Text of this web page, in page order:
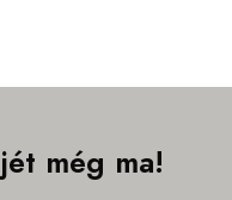
még ma!